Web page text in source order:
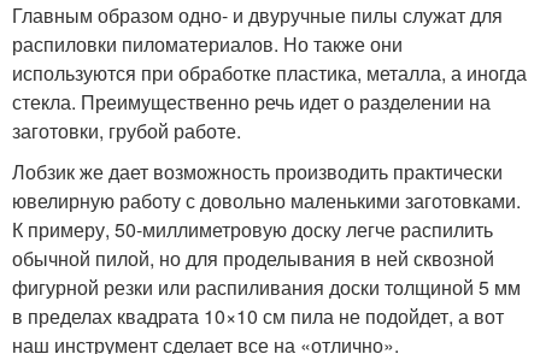
Главным образом одно- и двуручные пилы служат для
распиловки пиломатериалов. Но также они
используются при обработке пластика, металла, а иногда
стекла. Преимущественно речь идет о разделении на
заготовки, грубой работе.
Лобзик же дает возможность производить практически
ювелирную работу с довольно маленькими заготовками.
К примеру, 50-миллиметровую доску легче распилить
обычной пилой, но для проделывания в ней сквозной
фигурной резки или распиливания доски толщиной 5 мм
в пределах квадрата 10×10 см пила не подойдет, а вот
наш инструмент сделает все на «отлично».